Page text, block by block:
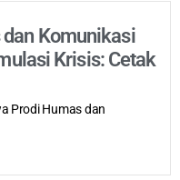
Komunikasi
Krisis: Cetak
Prodi Humas dan